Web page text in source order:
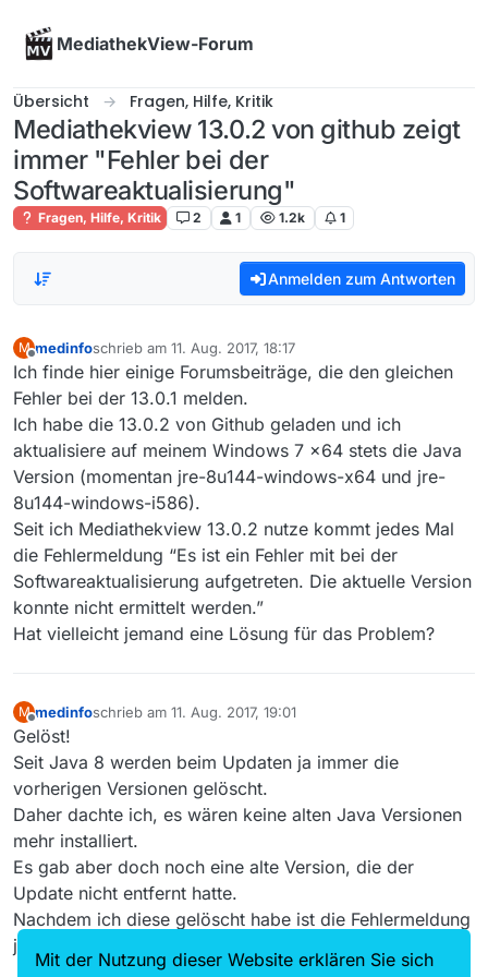
MediathekView-Forum
Übersicht Fragen, Hilfe, Kritik
Mediathekview 13.0.2 von github zeigt
immer "Fehler bei der
Softwareaktualisierung"
Fragen, Hilfe, Kritik 2 1 1.2k 1
Anmelden zum Antworten
M
Offline
medinfoschrieb am 11. Aug. 2017, 18:17
zuletzt editiert von
Ich finde hier einige Forumsbeiträge, die den gleichen
Fehler bei der 13.0.1 melden.
Ich habe die 13.0.2 von Github geladen und ich
aktualisiere auf meinem Windows 7 x64 stets die Java
Version (momentan jre-8u144-windows-x64 und jre-
8u144-windows-i586).
Seit ich Mediathekview 13.0.2 nutze kommt jedes Mal
die Fehlermeldung “Es ist ein Fehler mit bei der
Softwareaktualisierung aufgetreten. Die aktuelle Version
konnte nicht ermittelt werden.”
Hat vielleicht jemand eine Lösung für das Problem?
M
Offline
medinfoschrieb am 11. Aug. 2017, 19:01
zuletzt editiert von
Gelöst!
Seit Java 8 werden beim Updaten ja immer die
vorherigen Versionen gelöscht.
Daher dachte ich, es wären keine alten Java Versionen
mehr installiert.
Es gab aber doch noch eine alte Version, die der
Update nicht entfernt hatte.
Nachdem ich diese gelöscht habe ist die Fehlermeldung
jetzt weg.
Mit der Nutzung dieser Website erklären Sie sich